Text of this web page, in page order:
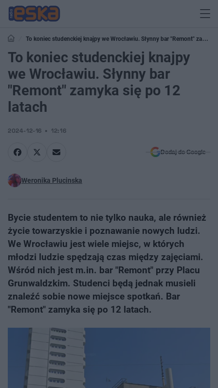
To koniec studenckiej knajpy we Wrocławiu. Słynny bar "Remont" zamyka
się po 12 latach
To koniec studenckiej knajpy
we Wrocławiu. Słynny bar
"Remont" zamyka się po 12
latach
2024-12-16 12:16
Dodaj do Google
Weronika Plucinska
Bycie studentem to nie tylko nauka, ale również
życie towarzyskie i poznawanie nowych ludzi.
We Wrocławiu jest wiele miejsc, w których
młodzi ludzie spędzają czas między zajęciami.
Wśród nich jest m.in. bar "Remont" przy Placu
Grunwaldzkim. Studenci będą jednak musieli
znaleźć sobie nowe miejsce spotkań. Bar
"Remont" zamyka się po 12 latach.